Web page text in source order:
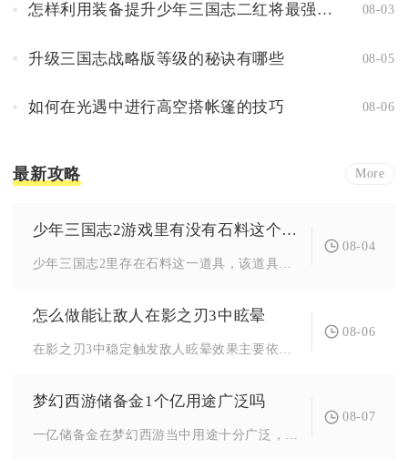
怎样利用装备提升少年三国志二红将最强阵容 08-03
升级三国志战略版等级的秘诀有哪些 08-05
如何在光遇中进行高空搭帐篷的技巧 08-06
最新攻略 More
少年三国志2游戏里有没有石料这个道具
少年三国志2里存在石料这一道具，该道具不属于武将养成、装备精...
08-04
怎么做能让敌人在影之刃3中眩晕
08-06
梦幻西游储备金1个亿用途广泛吗
08-07